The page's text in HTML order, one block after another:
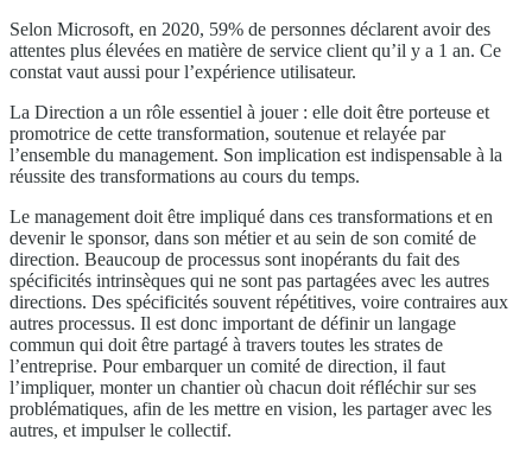
Selon Microsoft, en 2020, 59% de personnes déclarent avoir des
attentes plus élevées en matière de service client qu’il y a 1 an. Ce
constat vaut aussi pour l’expérience utilisateur.
La Direction a un rôle essentiel à jouer : elle doit être porteuse et
promotrice de cette transformation, soutenue et relayée par
l’ensemble du management. Son implication est indispensable à la
réussite des transformations au cours du temps.
Le management doit être impliqué dans ces transformations et en
devenir le sponsor, dans son métier et au sein de son comité de
direction. Beaucoup de processus sont inopérants du fait des
spécificités intrinsèques qui ne sont pas partagées avec les autres
directions. Des spécificités souvent répétitives, voire contraires aux
autres processus. Il est donc important de définir un langage
commun qui doit être partagé à travers toutes les strates de
l’entreprise. Pour embarquer un comité de direction, il faut
l’impliquer, monter un chantier où chacun doit réfléchir sur ses
problématiques, afin de les mettre en vision, les partager avec les
autres, et impulser le collectif.